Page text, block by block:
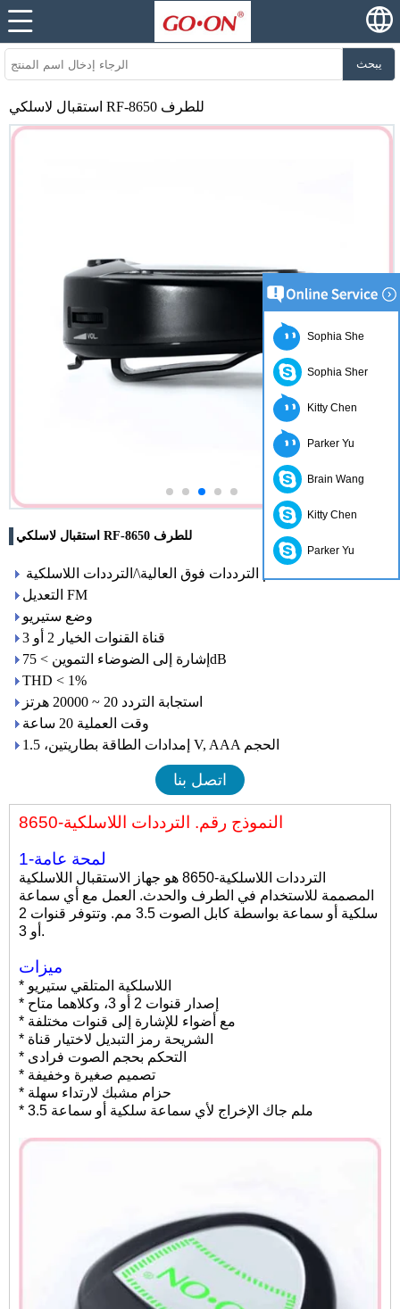
يبحث
استقبال لاسلكي RF-8650 للطرف
استقبال لاسلكي RF-8650 للطرف
نظام الترددات فوق العالية\/الترددات اللاسلكية
التعديل FM
وضع ستيريو
قناة القنوات الخيار 2 أو 3
إشارة إلى الضوضاء التموين > 75dB
THD < 1%
استجابة التردد 20 ~ 20000 هرتز
وقت العملية 20 ساعة
إمدادات الطاقة بطاريتين، 1.5 V, AAA الحجم
اتصل بنا
النموذج رقم. الترددات اللاسلكية-8650
1-لمحة عامة
الترددات اللاسلكية-8650 هو جهاز الاستقبال اللاسلكية
المصممة للاستخدام في الطرف والحدث. العمل مع أي سماعة
سلكية أو سماعة بواسطة كابل الصوت 3.5 مم. وتتوفر قنوات 2
أو 3.
ميزات
* اللاسلكية المتلقي ستيريو
* إصدار قنوات 2 أو 3، وكلاهما متاح
* مع أضواء للإشارة إلى قنوات مختلفة
* الشريحة رمز التبديل لاختيار قناة
* التحكم بحجم الصوت فرادى
* تصميم صغيرة وخفيفة
* حزام مشبك لارتداء سهلة
* 3.5 ملم جاك الإخراج لأي سماعة سلكية أو سماعة
Sophia She
Sophia Sher
Kitty Chen
Parker Yu
Brain Wang
Kitty Chen
Parker Yu